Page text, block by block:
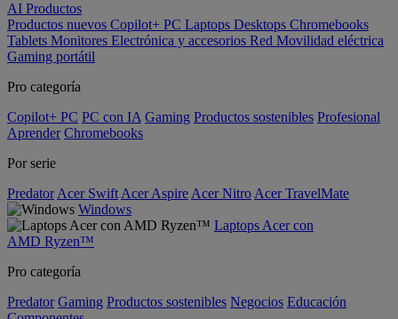
AI Productos
Productos nuevos Copilot+ PC Laptops Desktops Chromebooks
Tablets Monitores Electrónica y accesorios Red Movilidad eléctrica
Gaming portátil
Pro categoría
Copilot+ PC PC con IA Gaming Productos sostenibles Profesional
Aprender Chromebooks
Por serie
Predator Acer Swift Acer Aspire Acer Nitro Acer TravelMate
Windows
Laptops Acer con
AMD Ryzen™
Pro categoría
Predator Gaming Productos sostenibles Negocios Educación